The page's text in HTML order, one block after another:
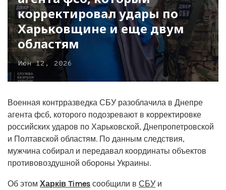
корректировал удары по
Харьковщине и еще двум
областям
Июн 12, 2026
Военная контрразведка СБУ разоблачила в Днепре
агента фсб, которого подозревают в корректировке
российских ударов по Харьковской, Днепропетровской
и Полтавской областям. По данным следствия,
мужчина собирал и передавал координаты объектов
противовоздушной обороны Украины.
Об этом Харків Times сообщили в СБУ и